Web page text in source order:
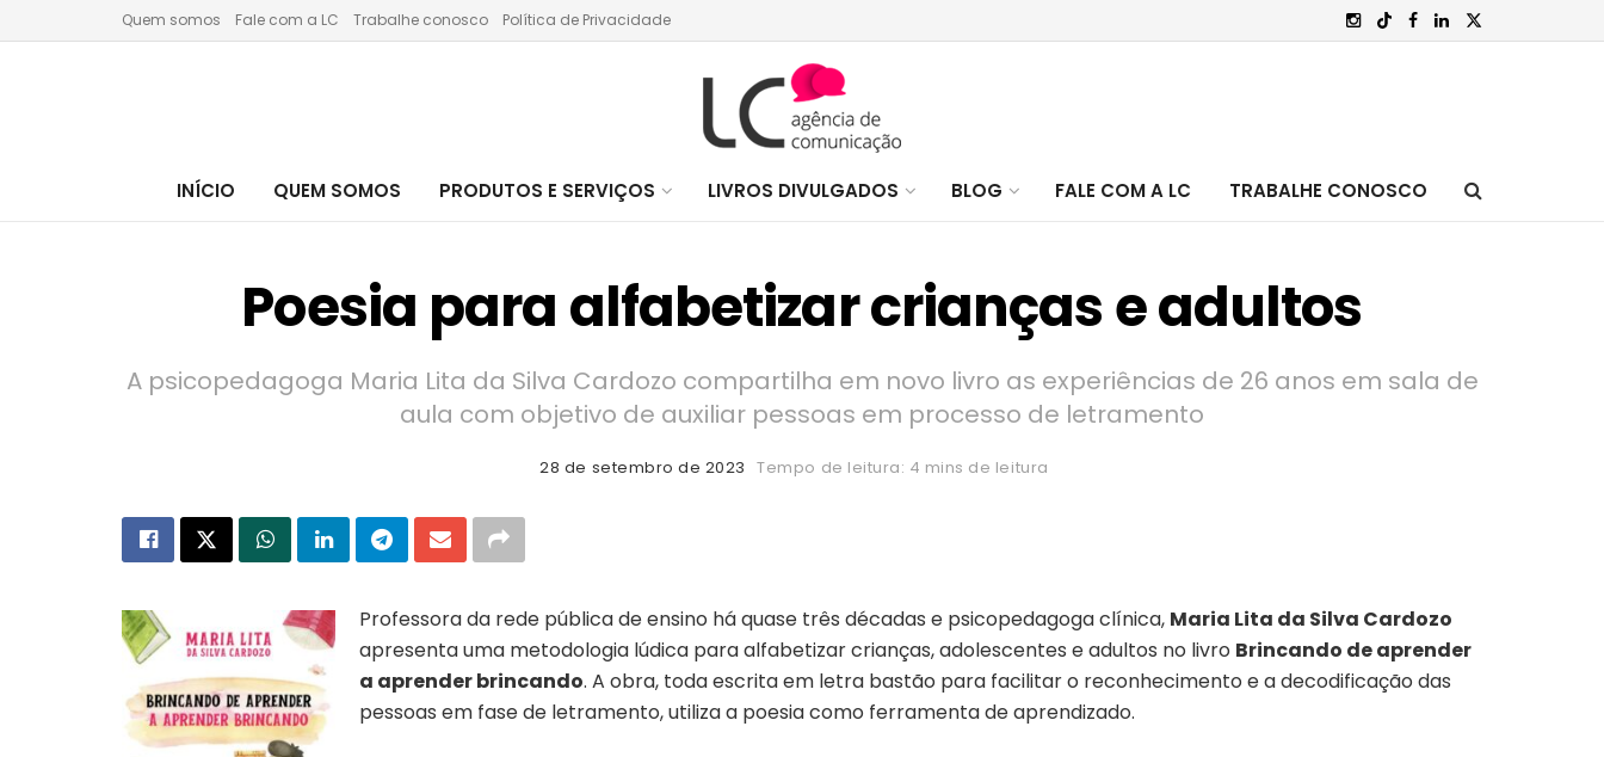
Quem somos Fale com a LC Trabalhe conosco Política de Privacidade
INÍCIO QUEM SOMOS PRODUTOS E SERVIÇOS LIVROS DIVULGADOS BLOG FALE COM A LC TRABALHE CONOSCO
Poesia para alfabetizar crianças e adultos
A psicopedagoga Maria Lita da Silva Cardozo compartilha em novo livro as experiências de 26 anos em sala de
aula com objetivo de auxiliar pessoas em processo de letramento
28 de setembro de 2023 Tempo de leitura: 4 mins de leitura
Professora da rede pública de ensino há quase três décadas e psicopedagoga clínica, Maria Lita da Silva Cardozo
apresenta uma metodologia lúdica para alfabetizar crianças, adolescentes e adultos no livro Brincando de aprender
a aprender brincando. A obra, toda escrita em letra bastão para facilitar o reconhecimento e a decodificação das
pessoas em fase de letramento, utiliza a poesia como ferramenta de aprendizado.